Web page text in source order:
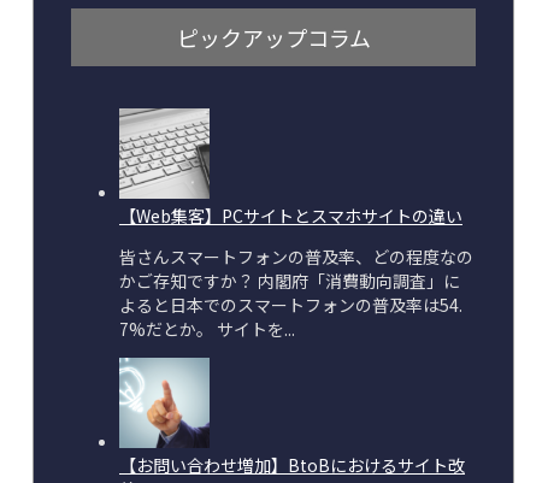
ピックアップコラム